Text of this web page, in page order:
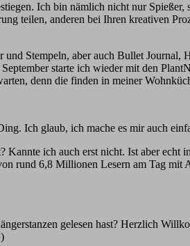
Ich bin nämlich nicht nur
teilen, anderen bei Ihren kreativen
Stempeln, aber auch Bullet
starte ich wieder mit den
denn die finden in meiner
Ich glaub, ich mache es mir auch
ich auch erst nicht. Ist aber echt
rund 6,8 Millionen Lesern am Tag
gelesen hast? Herzlich